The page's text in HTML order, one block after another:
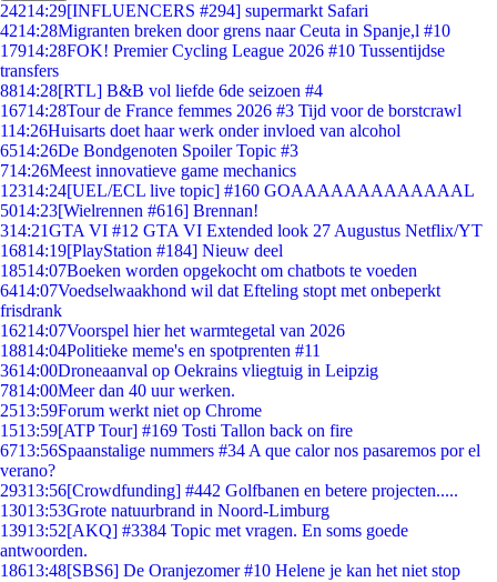
24214:29[INFLUENCERS #294] supermarkt Safari
4214:28Migranten breken door grens naar Ceuta in Spanje,l #10
17914:28FOK! Premier Cycling League 2026 #10 Tussentijdse
transfers
8814:28[RTL] B&B vol liefde 6de seizoen #4
16714:28Tour de France femmes 2026 #3 Tijd voor de borstcrawl
114:26Huisarts doet haar werk onder invloed van alcohol
6514:26De Bondgenoten Spoiler Topic #3
714:26Meest innovatieve game mechanics
12314:24[UEL/ECL live topic] #160 GOAAAAAAAAAAAAAL
5014:23[Wielrennen #616] Brennan!
314:21GTA VI #12 GTA VI Extended look 27 Augustus Netflix/YT
16814:19[PlayStation #184] Nieuw deel
18514:07Boeken worden opgekocht om chatbots te voeden
6414:07Voedselwaakhond wil dat Efteling stopt met onbeperkt
frisdrank
16214:07Voorspel hier het warmtegetal van 2026
18814:04Politieke meme's en spotprenten #11
3614:00Droneaanval op Oekrains vliegtuig in Leipzig
7814:00Meer dan 40 uur werken.
2513:59Forum werkt niet op Chrome
1513:59[ATP Tour] #169 Tosti Tallon back on fire
6713:56Spaanstalige nummers #34 A que calor nos pasaremos por el
verano?
29313:56[Crowdfunding] #442 Golfbanen en betere projecten.....
13013:53Grote natuurbrand in Noord-Limburg
13913:52[AKQ] #3384 Topic met vragen. En soms goede
antwoorden.
18613:48[SBS6] De Oranjezomer #10 Helene je kan het niet stop